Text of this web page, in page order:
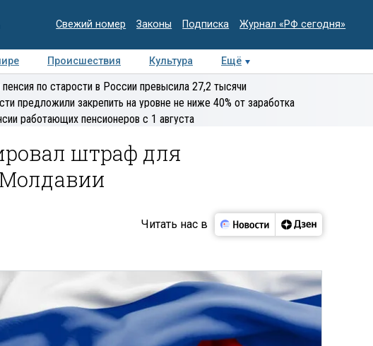
Свежий номер Законы Подписка Журнал «РФ сегодня»
Происшествия Культура Ещё
Медиацентр Интервью Колумнисты
экспертиза
по старости в России превысила 27,2 тысячи
предложили закрепить на уровне не ниже 40% от заработка
работающих пенсионеров с 1 августа
штраф для
Читать нас в